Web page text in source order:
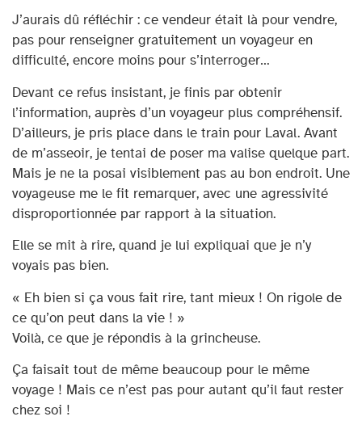
J’aurais dû réfléchir : ce vendeur était là pour vendre,
pas pour renseigner gratuitement un voyageur en
difficulté, encore moins pour s’interroger…
Devant ce refus insistant, je finis par obtenir
l’information, auprès d’un voyageur plus compréhensif.
D’ailleurs, je pris place dans le train pour Laval. Avant
de m’asseoir, je tentai de poser ma valise quelque part.
Mais je ne la posai visiblement pas au bon endroit. Une
voyageuse me le fit remarquer, avec une agressivité
disproportionnée par rapport à la situation.
Elle se mit à rire, quand je lui expliquai que je n’y
voyais pas bien.
« Eh bien si ça vous fait rire, tant mieux ! On rigole de
ce qu’on peut dans la vie ! »
Voilà, ce que je répondis à la grincheuse.
Ça faisait tout de même beaucoup pour le même
voyage ! Mais ce n’est pas pour autant qu’il faut rester
chez soi !